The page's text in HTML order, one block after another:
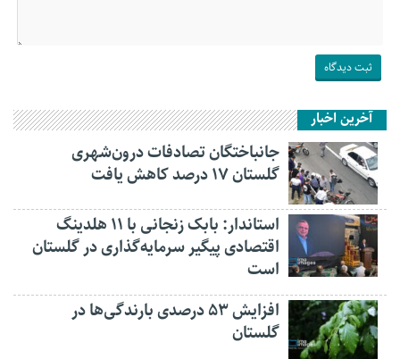
آخرین اخبار
جانباختگان تصادفات درون‌شهری
گلستان ۱۷ درصد کاهش یافت
استاندار: بابک زنجانی با ۱۱ هلدینگ
اقتصادی پیگیر سرمایه‌گذاری در گلستان
است
افزایش ۵۳ درصدی بارندگی‌ها در
گلستان